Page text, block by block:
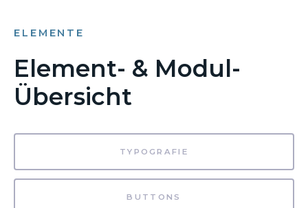
ELEMENTE
Element- & Modul-
Übersicht
TYPOGRAFIE
BUTTONS